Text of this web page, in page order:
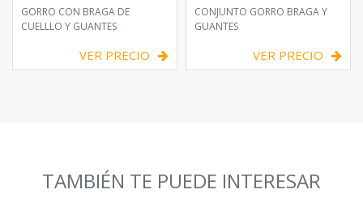
GORRO CON BRAGA DE
CUELLLO Y GUANTES
VER PRECIO
CONJUNTO GORRO BRAGA Y
GUANTES
VER PRECIO
TAMBIÉN TE PUEDE INTERESAR